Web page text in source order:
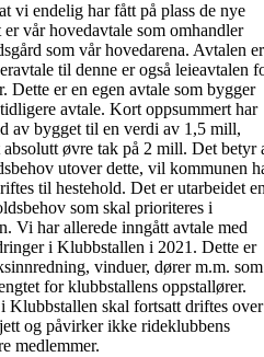
vi endelig har fått på plass de nye
vår hovedavtale som omhandler
som vår hovedarena. Avtalen er
til denne er også leieavtalen
er en egen avtale som bygger
avtale. Kort oppsummert har
av bygget til en verdi av 1,5 mill,
øvre tak på 2 mill. Det betyr
utover dette, vil kommunen
til hestehold. Det er utarbeidet
som skal prioriteres i
Vi har allerede inngått avtale med
i Klubbstallen i 2021. Dette er
vinduer, dører m.m. som
for klubbstallens oppstallører.
Klubbstallen skal fortsatt driftes over
og påvirker ikke rideklubbens
medlemmer.